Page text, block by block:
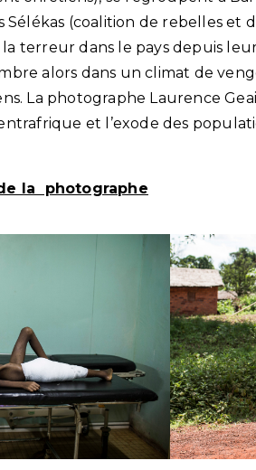
Sélékas (coalition de rebelles et
terreur dans le pays depuis
alors dans un climat de
La photographe Laurence
et l’exode des
la photographe